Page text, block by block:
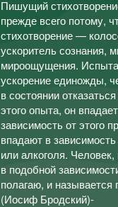
Пишущий
прежде всего потому,
стихотворение —
ускоритель сознания,
мироощущения.
ускорение единожды,
в состоянии
этого опыта, он
зависимость от этого
впадают в зависимость
или алкоголя.
в подобной
полагаю, и называется
(Иосиф Бродский)-